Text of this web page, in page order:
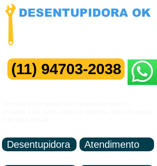
DESENTUPIDORA OK
(11) 94703-2038
Desentupidora Atendimento